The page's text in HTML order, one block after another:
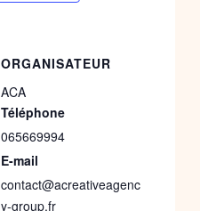
ORGANISATEUR
ACA
Téléphone
065669994
E-mail
contact@acreativeagenc
y-group.fr